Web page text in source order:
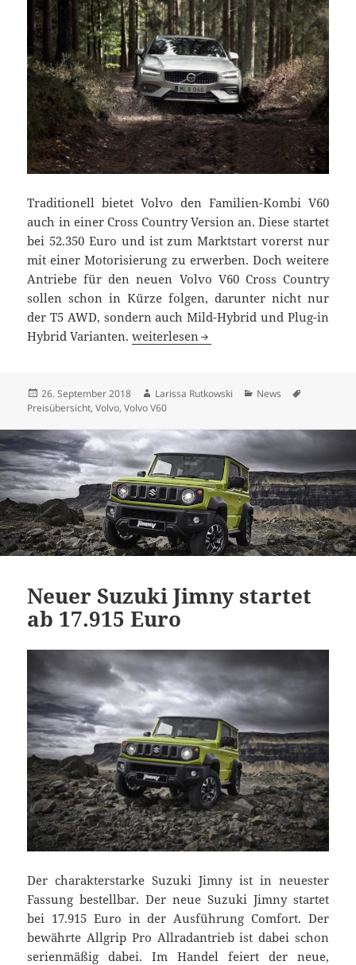
Traditionell bietet Volvo den Familien-Kombi V60
auch in einer Cross Country Version an. Diese startet
bei 52.350 Euro und ist zum Marktstart vorerst nur
mit einer Motorisierung zu erwerben. Doch weitere
Antriebe für den neuen Volvo V60 Cross Country
sollen schon in Kürze folgen, darunter nicht nur
der T5 AWD, sondern auch Mild-Hybrid und Plug-in
Hybrid Varianten.Neuer Volvo V60 Cross Country ab
weiterlesen
Veröffentlicht
am
26. September 2018 Autor
Larissa Rutkowski Kategorien
News
Preisübersicht,Volvo,Volvo V60
Neuer Suzuki Jimny startet
ab 17.915 Euro
Der charakterstarke Suzuki Jimny ist in neuester
Fassung bestellbar. Der neue Suzuki Jimny startet
bei 17.915 Euro in der Ausführung Comfort. Der
bewährte Allgrip Pro Allradantrieb ist dabei schon
serienmäßig dabei. Im Handel feiert der neue,